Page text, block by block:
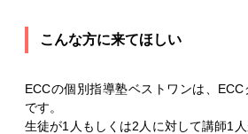
こんな方に来てほしい
ECCの個別指導塾ベストワンは、
です。
生徒が1人もしくは2人に対して講師1